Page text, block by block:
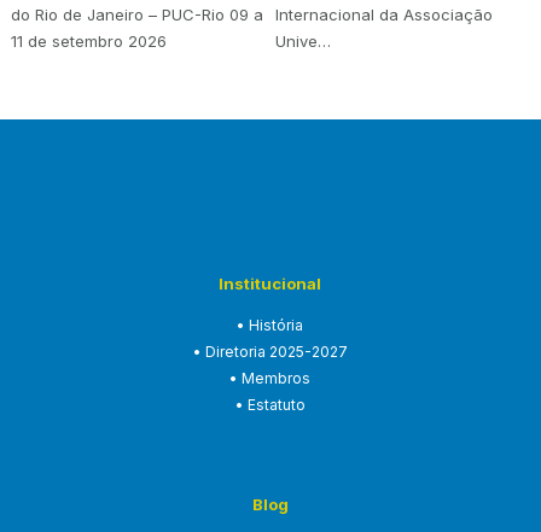
do Rio de Janeiro – PUC-Rio 09 a
11 de setembro 2026
Internacional da Associação
Unive…
Institucional
• História
• Diretoria 2025-2027
• Membros
• Estatuto
Blog